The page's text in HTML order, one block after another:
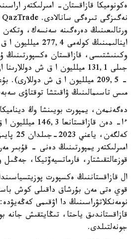
ەكونوميكا قازاقستان- امىرلىكتەر
ورتالىعىنىڭ دەرەگىنە سەنسەك،
اينالىمىنىڭ
وكىنىشتىسى، قازاقستان
- 209,5 ميلليون ا ق ش
مىس تاسىمالىنىڭ ۋاقىتشا توقتاۋى
ءا- دەن
امىرلىكتەر يمپورتىنىڭ دەنى - قۇبىر
قوزعالتقىشتار، فارماتسيەۆتيكا،
ال قازاقستاننىڭ ەكسپورت
قوي ەتى مەن بۇرشاق داقىلى كوش
نومەنكلاتۋراسىنىڭ دا اۋقىمى
قازاقستاندىق ياحتا، تىڭايتقىش جانە
جونەلتىلدى.